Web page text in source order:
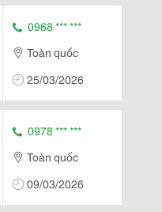
0968 *** ***
Toàn quốc
25/03/2026
0978 *** ***
Toàn quốc
09/03/2026